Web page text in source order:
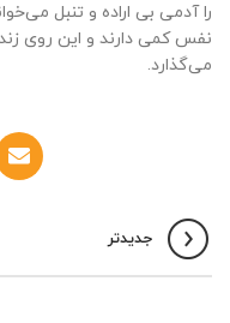
را آدمی بی اراده و تنبل
نفس کمی دارند و این روی
می‌گذارد.
جدیدتر